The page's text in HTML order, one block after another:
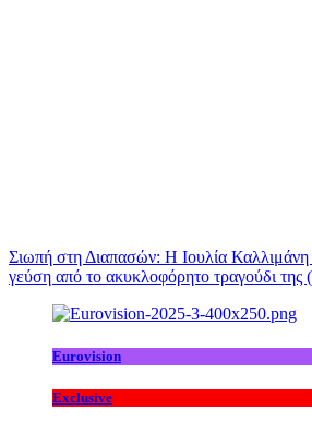
Σιωπή στη Διαπασών: Η Ιουλία
γεύση από το ακυκλοφόρητο τραγούδι της
Eurovision
Exclusive